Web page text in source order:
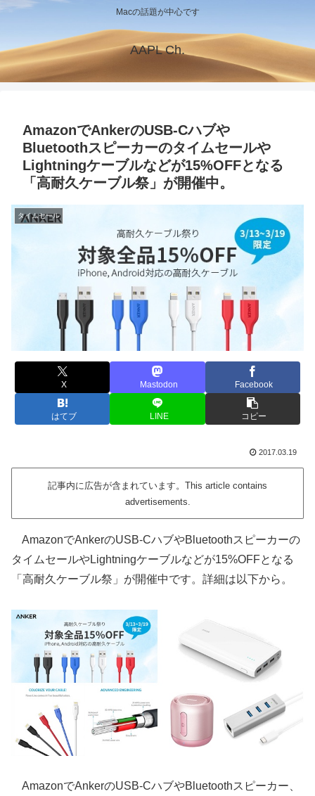
Macの話題が中心です
AAPL Ch.
AmazonでAnkerのUSB-Cハブや
Bluetoothスピーカーのタイムセールや
Lightningケーブルなどが15%OFFとなる
「高耐久ケーブル祭」が開催中。
タイムセール
X Mastodon Facebook
はてブ LINE コピー
2017.03.19
記事内に広告が含まれています。This article contains
advertisements.
AmazonでAnkerのUSB-CハブやBluetoothスピーカーの
タイムセールやLightningケーブルなどが15%OFFとなる
「高耐久ケーブル祭」が開催中です。詳細は以下から。
AmazonでAnkerのUSB-CハブやBluetoothスピーカー、